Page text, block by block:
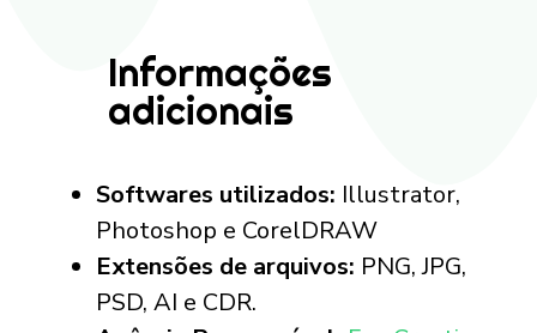
Informações
adicionais
Softwares utilizados: Illustrator,
Photoshop e CorelDRAW
Extensões de arquivos: PNG, JPG,
PSD, AI e CDR.